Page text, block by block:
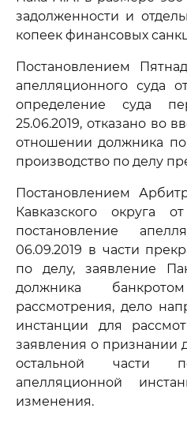
задолженности и
копеек финансовых
Постановлением
апелляционного суда
определение суда
25.06.2019, отказано во
отношении должника
производство по делу
Постановлением
Кавказского округа
постановление
06.09.2019 в части
по делу, заявление
должника
рассмотрения, дело
инстанции для
заявления о признании
остальной части
апелляционной
изменения.